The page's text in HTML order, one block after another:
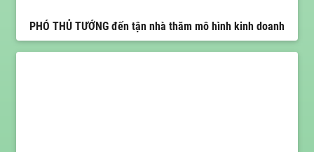
PHÓ THỦ TƯỚNG đến tận nhà thăm mô hình kinh doanh